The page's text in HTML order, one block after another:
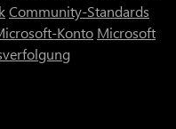
Community-Standards
Konto Microsoft